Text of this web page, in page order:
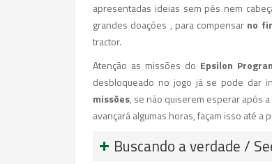
apresentadas ideias sem pés nem
grandes doações , para compensar no
tractor.
Atenção as missões do Epsilon
desbloqueado no jogo já se pode dar
missões, se não quiserem esperar após
avançará algumas horas, façam isso até a
Buscando a verdade /